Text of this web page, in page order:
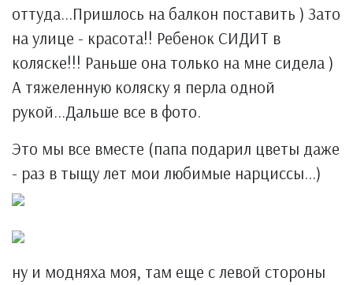
оттуда...Пришлось на балкон поставить ) Зато
на улице - красота!! Ребенок СИДИТ в
коляске!!! Раньше она только на мне сидела )
А тяжеленную коляску я перла одной
рукой...Дальше все в фото.
Это мы все вместе (папа подарил цветы даже
- раз в тыщу лет мои любимые нарциссы...)
ну и модняха моя, там еще с левой стороны